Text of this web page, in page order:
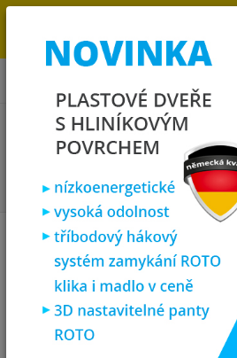
OBJEDNÁVKOU. MÁME 7 000 OKEN
KLATOVECH.
Plastová okna
plastové okno
PREMIUM 7000
plastové okno
dvoukřídlé,
PREMIUM 7000